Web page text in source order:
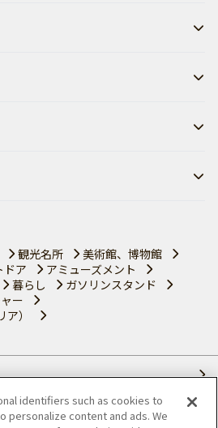
観光名所
美術館、博物館
ドア
アミューズメント
暮らし
ガソリンスタンド
ー
）
いて
identifiers such as cookies to
personalize content and ads. We